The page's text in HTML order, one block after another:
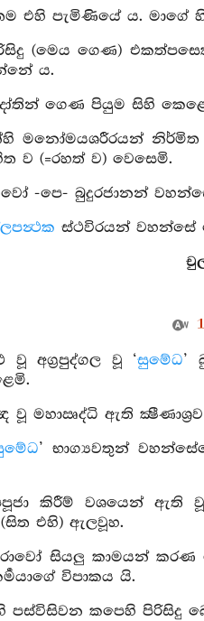
එහි පැමිණියේ ය.
(මෙය ගෙණ)
ය.
ගෙණ පියුම සිහි
මනෝමයශරීරයන් නිර්මිත
ව (=රහත් ව) වෙසෙමි.
-පෙ- බුදුරජානන්
ස්ථවිරයන් වහන්සේ
වූ අග්‍රපුද්ගල වූ ‘සුමේධ’
වූ මහාඍද්ධි ඇති
’ භාග්‍යවතුන්
කිරීම් වශයෙන් ඇති
එහි) ඇලවූහ.
සියලු කාමයන්
විපාකය යි.
පස්විසිවන කපෙහි පිරිසිදු